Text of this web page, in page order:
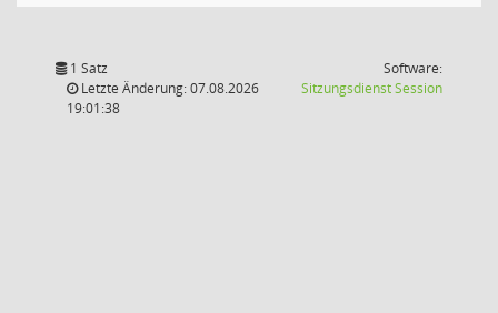
1 Satz
Letzte Änderung: 07.08.2026
19:01:38
Software:
SitzungsdienstSession(Wird in